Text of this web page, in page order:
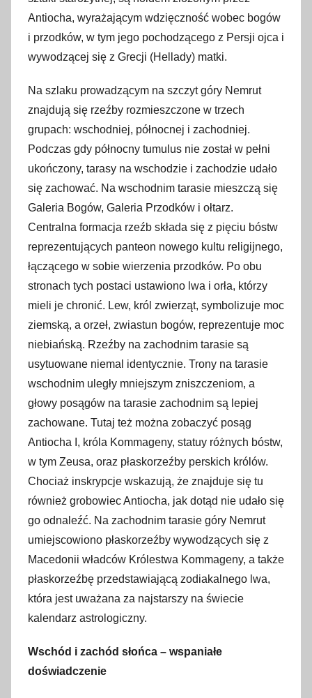
Antiocha, wyrażającym wdzięczność wobec bogów
i przodków, w tym jego pochodzącego z Persji ojca i
wywodzącej się z Grecji (Hellady) matki.
Na szlaku prowadzącym na szczyt góry Nemrut
znajdują się rzeźby rozmieszczone w trzech
grupach: wschodniej, północnej i zachodniej.
Podczas gdy północny tumulus nie został w pełni
ukończony, tarasy na wschodzie i zachodzie udało
się zachować. Na wschodnim tarasie mieszczą się
Galeria Bogów, Galeria Przodków i ołtarz.
Centralna formacja rzeźb składa się z pięciu bóstw
reprezentujących panteon nowego kultu religijnego,
łączącego w sobie wierzenia przodków. Po obu
stronach tych postaci ustawiono lwa i orła, którzy
mieli je chronić. Lew, król zwierząt, symbolizuje moc
ziemską, a orzeł, zwiastun bogów, reprezentuje moc
niebiańską. Rzeźby na zachodnim tarasie są
usytuowane niemal identycznie. Trony na tarasie
wschodnim uległy mniejszym zniszczeniom, a
głowy posągów na tarasie zachodnim są lepiej
zachowane. Tutaj też można zobaczyć posąg
Antiocha I, króla Kommageny, statuy różnych bóstw,
w tym Zeusa, oraz płaskorzeźby perskich królów.
Chociaż inskrypcje wskazują, że znajduje się tu
również grobowiec Antiocha, jak dotąd nie udało się
go odnaleźć. Na zachodnim tarasie góry Nemrut
umiejscowiono płaskorzeźby wywodzących się z
Macedonii władców Królestwa Kommageny, a także
płaskorzeźbę przedstawiającą zodiakalnego lwa,
która jest uważana za najstarszy na świecie
kalendarz astrologiczny.
Wschód i zachód słońca – wspaniałe
doświadczenie